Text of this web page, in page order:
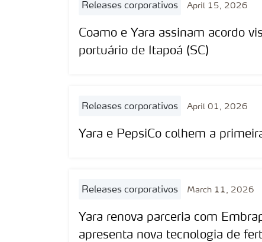
releases corporativos April 15, 2026
Coamo e Yara assinam acordo
portuário de Itapoá (SC)
releases corporativos April 01, 2026
Yara e PepsiCo colhem a
releases corporativos March 11, 2026
Yara renova parceria com
apresenta nova tecnologia de